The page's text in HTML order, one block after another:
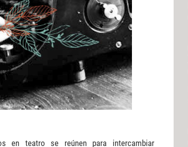
en teatro se reúnen para intercambiar